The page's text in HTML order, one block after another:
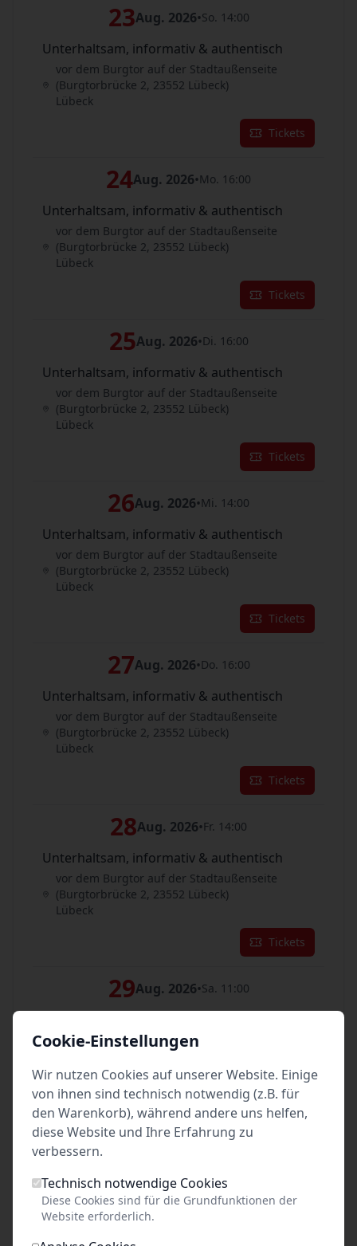
23Aug. 2026•So. 14:00
Unterhaltsam, informativ & authentisch
vor dem Burgtor auf der Stadtaußenseite
(Burgtorbrücke 2, 23552 Lübeck)
Lübeck
Tickets
24Aug. 2026•Mo. 16:00
Unterhaltsam, informativ & authentisch
vor dem Burgtor auf der Stadtaußenseite
(Burgtorbrücke 2, 23552 Lübeck)
Lübeck
Tickets
25Aug. 2026•Di. 16:00
Unterhaltsam, informativ & authentisch
vor dem Burgtor auf der Stadtaußenseite
(Burgtorbrücke 2, 23552 Lübeck)
Lübeck
Tickets
26Aug. 2026•Mi. 14:00
Unterhaltsam, informativ & authentisch
vor dem Burgtor auf der Stadtaußenseite
(Burgtorbrücke 2, 23552 Lübeck)
Lübeck
Tickets
27Aug. 2026•Do. 16:00
Unterhaltsam, informativ & authentisch
vor dem Burgtor auf der Stadtaußenseite
(Burgtorbrücke 2, 23552 Lübeck)
Lübeck
Tickets
28Aug. 2026•Fr. 14:00
Unterhaltsam, informativ & authentisch
vor dem Burgtor auf der Stadtaußenseite
(Burgtorbrücke 2, 23552 Lübeck)
Lübeck
Tickets
29Aug. 2026•Sa. 11:00
vor dem Burgtor auf der Stadtaußenseite
(Burgtorbrücke 2, 23552 Lübeck)
Lübeck
Tickets
Unterhaltsam, informativ & authentisch
vor dem Burgtor auf der Stadtaußenseite
(Burgtorbrücke 2, 23552 Lübeck)
Cookie-Einstellungen
Wir nutzen Cookies auf unserer Website. Einige
von ihnen sind technisch notwendig (z.B. für
den Warenkorb), während andere uns helfen,
diese Website und Ihre Erfahrung zu
verbessern.
Technisch notwendige Cookies
Diese Cookies sind für die Grundfunktionen der
Website erforderlich.